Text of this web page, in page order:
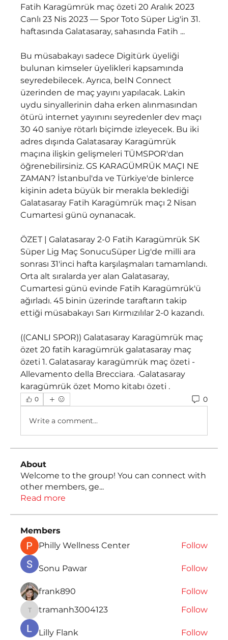
Fatih Karagümrük maç özeti 20 Aralık 2023
Canlı 23 Nis 2023 — Spor Toto Süper Lig'in 31.
haftasında Galatasaray, sahasında Fatih ...
Bu müsabakayı sadece Digitürk üyeliği
bulunan kimseler üyelikleri kapsamında
seyredebilecek. Ayrıca, beIN Connect
üzerinden de maç yayını yapılacak. Lakin
uydu sinyallerinin daha erken alınmasından
ötürü internet yayınını seyredenler dev maçı
30 40 saniye rötarlı biçimde izleyecek. Bu iki
adres dışında Galatasaray Karagümrük
maçına ilişkin gelişmeleri TÜMSPOR'dan
öğrenebilirsiniz. GS KARAGÜMRÜK MAÇI NE
ZAMAN? İstanbul'da ve Türkiye'de binlerce
kişinin adeta büyük bir merakla beklediği
Galatasaray Fatih Karagümrük maçı 2 Nisan
Cumartesi günü oynanacak.
ÖZET | Galatasaray 2-0 Fatih Karagümrük SK
Süper Lig Maç SonucuSüper Lig'de milli ara
sonrası 31'inci hafta karşılaşmaları tamamlandı.
Orta alt sıralarda yer alan Galatasaray,
Cumartesi günü evinde Fatih Karagümrük'ü
ağırladı. 45 binin üzerinde taraftarın takip
ettiği müsabakayı Sarı Kırmızılılar 2-0 kazandı.
((CANLI SPOR)) Galatasaray Karagümrük maç
özet 20 fatih karagümrük galatasaray maç
özeti 1. Galatasaray karagümrük maç özeti -
Allevamento della Brecciara. ·Galatasaray
karagümrük özet Momo kitabı özeti .
0 0
Write a comment...
About
Welcome to the group! You can connect with
other members, ge...
Read more
Members
Philly Wellness Center
Follow
Sonu Pawar Follow
frank890 Follow
tramanh3004123
tramanh3004123 Follow
Lilly Flank Follow